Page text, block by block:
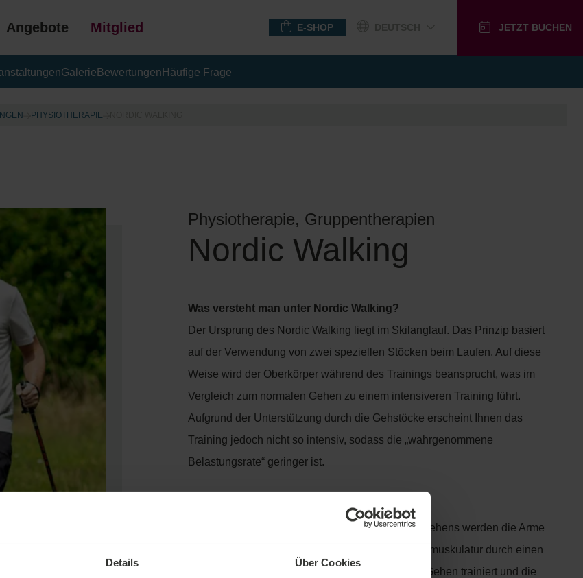
Details Über Cookies
Angebote Mitgliedschaft E-SHOP
GESCHENKGUTSCHEINE
JETZT BUCHEN
Galerie Bewertungen Häufige Frage
PHYSIOTHERAPIE
Physiotherapie, Gruppentherapien
Nordic Walking
Was versteht man unter Nordic Walking?
Der Ursprung des Nordic Walking liegt im Skilanglauf. Das Prinzip basiert
auf der Verwendung von zwei speziellen Stöcken beim Laufen. Auf diese
Weise wird der Oberkörper während des Trainings beansprucht, was im
Vergleich zum normalen Gehen zu einem intensiveren Training führt.
Aufgrund der Unterstützung durch die Gehstöcke erscheint Ihnen das
Training jedoch nicht so intensiv, sodass die „wahrgenommene
Belastungsrate“ geringer ist.
Neben den positiven Auswirkungen des bloßen Gehens werden die Arme
und Schultern sowie die obere Brust- und Rückenmuskulatur durch einen
größeren Bewegungsbereich als beim normalen Gehen trainiert und die